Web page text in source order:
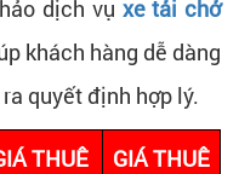
dịch vụ xe tải chở
khách hàng dễ dàng
quyết định hợp lý.
THUÊ
GIÁ THUÊ